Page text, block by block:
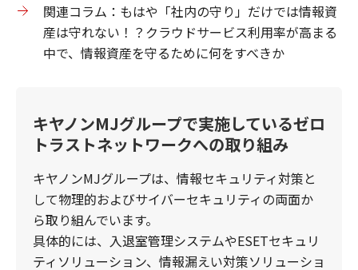
関連コラム：もはや「社内の守り」だけでは情報資
産は守れない！？クラウドサービス利用率が高まる
中で、情報資産を守るために何をすべきか
キヤノンMJグループで実施しているゼロ
トラストネットワークへの取り組み
キヤノンMJグループは、情報セキュリティ対策と
して物理的およびサイバーセキュリティの両面か
ら取り組んでいます。
具体的には、入退室管理システムやESETセキュリ
ティソリューション、情報漏えい対策ソリューショ